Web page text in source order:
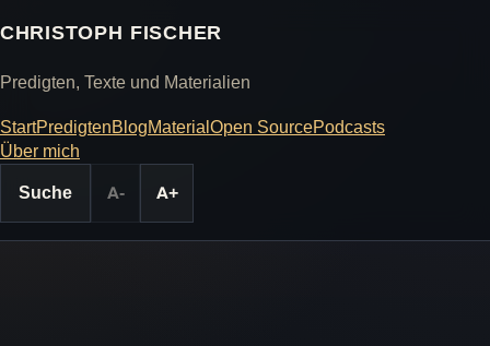
CHRISTOPH FISCHER
Predigten, Texte und Materialien
StartPredigtenBlogMaterialOpen SourcePodcasts
Über mich
Suche
A- A+